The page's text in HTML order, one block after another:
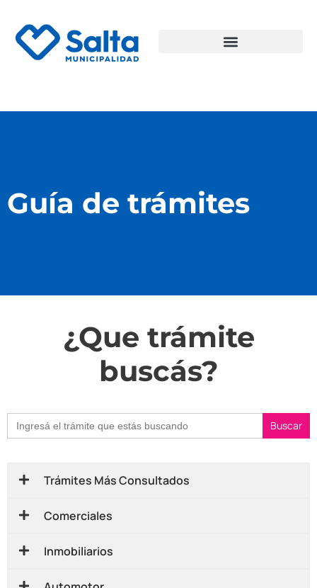
Guía de trámites
¿Que trámite
buscás?
Buscar:
Trámites Más Consultados
Comerciales
Inmobiliarios